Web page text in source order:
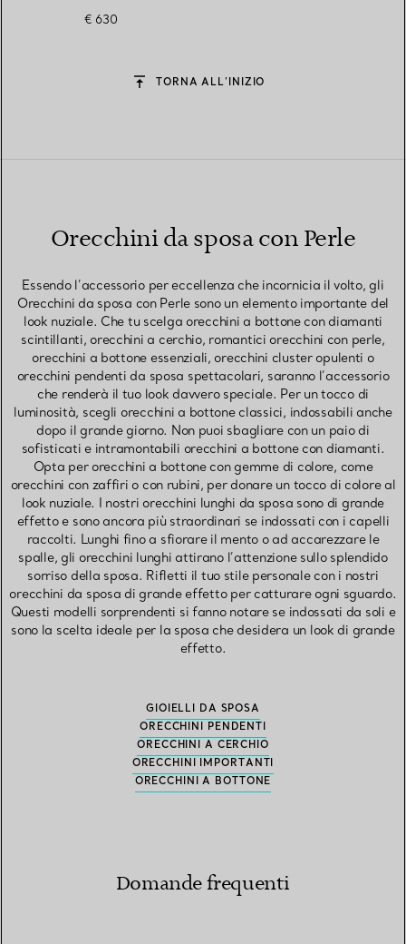
€ 630
TORNA ALL’INIZIO
Orecchini da sposa con Perle
Essendo l’accessorio per eccellenza che incornicia il volto, gli
Orecchini da sposa con Perle sono un elemento importante del
look nuziale. Che tu scelga orecchini a bottone con diamanti
scintillanti, orecchini a cerchio, romantici orecchini con perle,
orecchini a bottone essenziali, orecchini cluster opulenti o
orecchini pendenti da sposa spettacolari, saranno l’accessorio
che renderà il tuo look davvero speciale. Per un tocco di
luminosità, scegli orecchini a bottone classici, indossabili anche
dopo il grande giorno. Non puoi sbagliare con un paio di
sofisticati e intramontabili orecchini a bottone con diamanti.
Opta per orecchini a bottone con gemme di colore, come
orecchini con zaffiri o con rubini, per donare un tocco di colore al
look nuziale. I nostri orecchini lunghi da sposa sono di grande
effetto e sono ancora più straordinari se indossati con i capelli
raccolti. Lunghi fino a sfiorare il mento o ad accarezzare le
spalle, gli orecchini lunghi attirano l’attenzione sullo splendido
sorriso della sposa. Rifletti il tuo stile personale con i nostri
orecchini da sposa di grande effetto per catturare ogni sguardo.
Questi modelli sorprendenti si fanno notare se indossati da soli e
sono la scelta ideale per la sposa che desidera un look di grande
effetto.
GIOIELLI DA SPOSA
ORECCHINI PENDENTI
ORECCHINI A CERCHIO
ORECCHINI IMPORTANTI
ORECCHINI A BOTTONE
Domande frequenti